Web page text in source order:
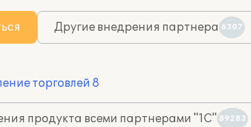
Другие внедрения партнера 6307
торговлей 8
продукта всеми партнерами "1С" 89283